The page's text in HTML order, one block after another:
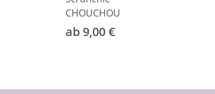
CHOUCHOU
ab 9,00 €